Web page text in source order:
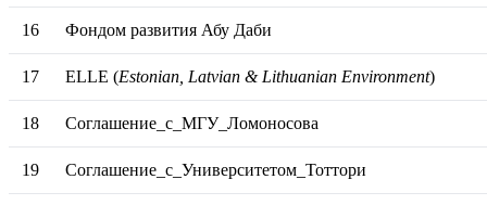
16 Фондом развития Абу Даби
17 ELLE (Estonian, Latvian & Lithuanian Environment)
18 Cоглашение_с_МГУ_Ломоносова
19 Соглашение_с_Университетом_Тоттори